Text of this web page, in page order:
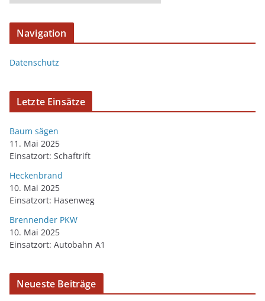
Navigation
Datenschutz
Letzte Einsätze
Baum sägen
11. Mai 2025
Einsatzort: Schaftrift
Heckenbrand
10. Mai 2025
Einsatzort: Hasenweg
Brennender PKW
10. Mai 2025
Einsatzort: Autobahn A1
Neueste Beiträge